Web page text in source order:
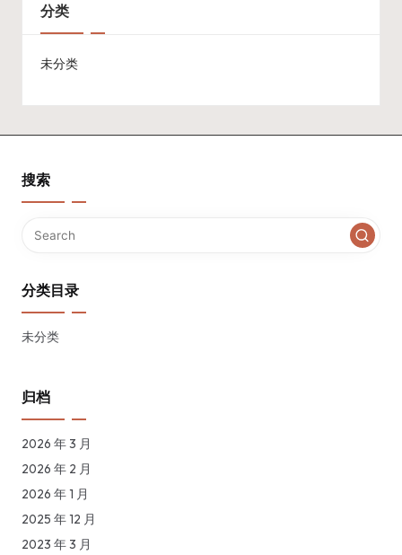
分类
未分类
搜索
分类目录
未分类
归档
2026 年 3 月
2026 年 2 月
2026 年 1 月
2025 年 12 月
2023 年 3 月